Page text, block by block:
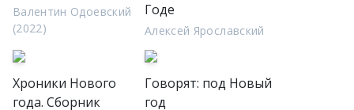
Валентин Одоевский
(2022)
Годе
Алексей Ярославский
Хроники Нового
года. Сборник
Говорят: под Новый
год